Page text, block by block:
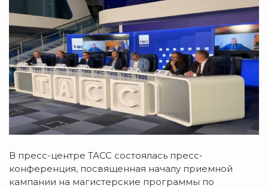
В пресс-центре ТАСС состоялась пресс-
конференция, посвященная началу приемной
кампании на магистерские программы по